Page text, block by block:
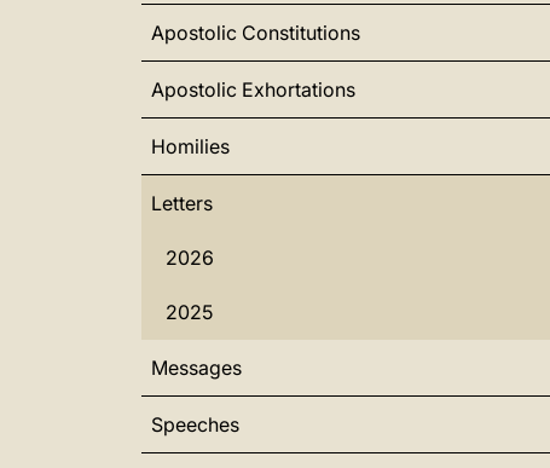
Apostolic Constitutions
Apostolic Exhortations
Homilies
Letters
2026
2025
Messages
Speeches